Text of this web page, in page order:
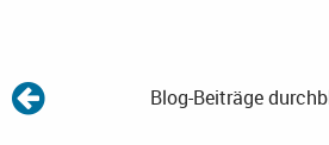
Blog-Beiträge